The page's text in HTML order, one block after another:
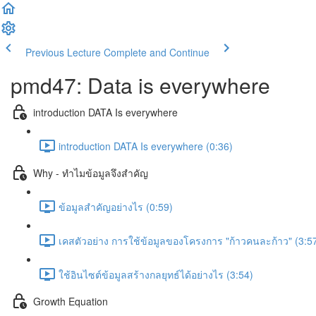
Previous Lecture Complete and Continue
pmd47: Data is everywhere
introduction DATA Is everywhere
introduction DATA Is everywhere (0:36)
Why - ทำไมข้อมูลจึงสำคัญ
ข้อมูลสำคัญอย่างไร (0:59)
เคสตัวอย่าง การใช้ข้อมูลของโครงการ "ก้าวคนละก้าว"
ใช้อินไซต์ข้อมูลสร้างกลยุทธ์ได้อย่างไร (3:54)
Growth Equation